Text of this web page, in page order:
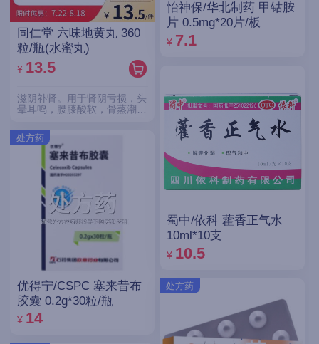
同仁堂 六味地黄丸 360
粒/瓶(水蜜丸)
¥ 13.5
滋阴补肾。用于肾阴亏损，头
晕耳鸣，腰膝酸软，骨蒸潮
处方药
优得宁/CSPC 塞来昔布
胶囊 0.2g*30粒/瓶
¥ 14
怡神保/华北制药 甲钴胺
片 0.5mg*20片/板
¥ 7.1
蜀中/依科 藿香正气水
10ml*10支
¥ 10.5
处方药